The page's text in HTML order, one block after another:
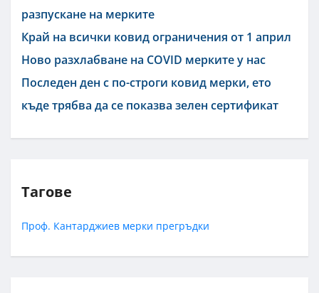
разпускане на мерките
Край на всички ковид ограничения от 1 април
Ново разхлабване на COVID мерките у нас
Последен ден с по-строги ковид мерки, ето
къде трябва да се показва зелен сертификат
Тагове
Проф. Кантарджиев мерки прегръдки